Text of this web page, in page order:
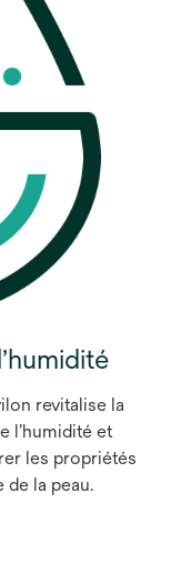
revitalise la
l’humidité et
les propriétés
de la peau.